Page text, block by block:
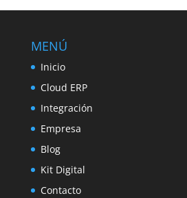
MENÚ
Inicio
Cloud ERP
Integración
Empresa
Blog
Kit Digital
Contacto